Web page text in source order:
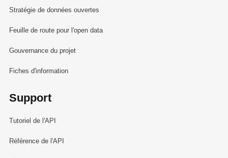
Stratégie de données ouvertes
Feuille de route pour l'open data
Gouvernance du projet
Fiches d'information
Support
Tutoriel de l'API
Référence de l'API